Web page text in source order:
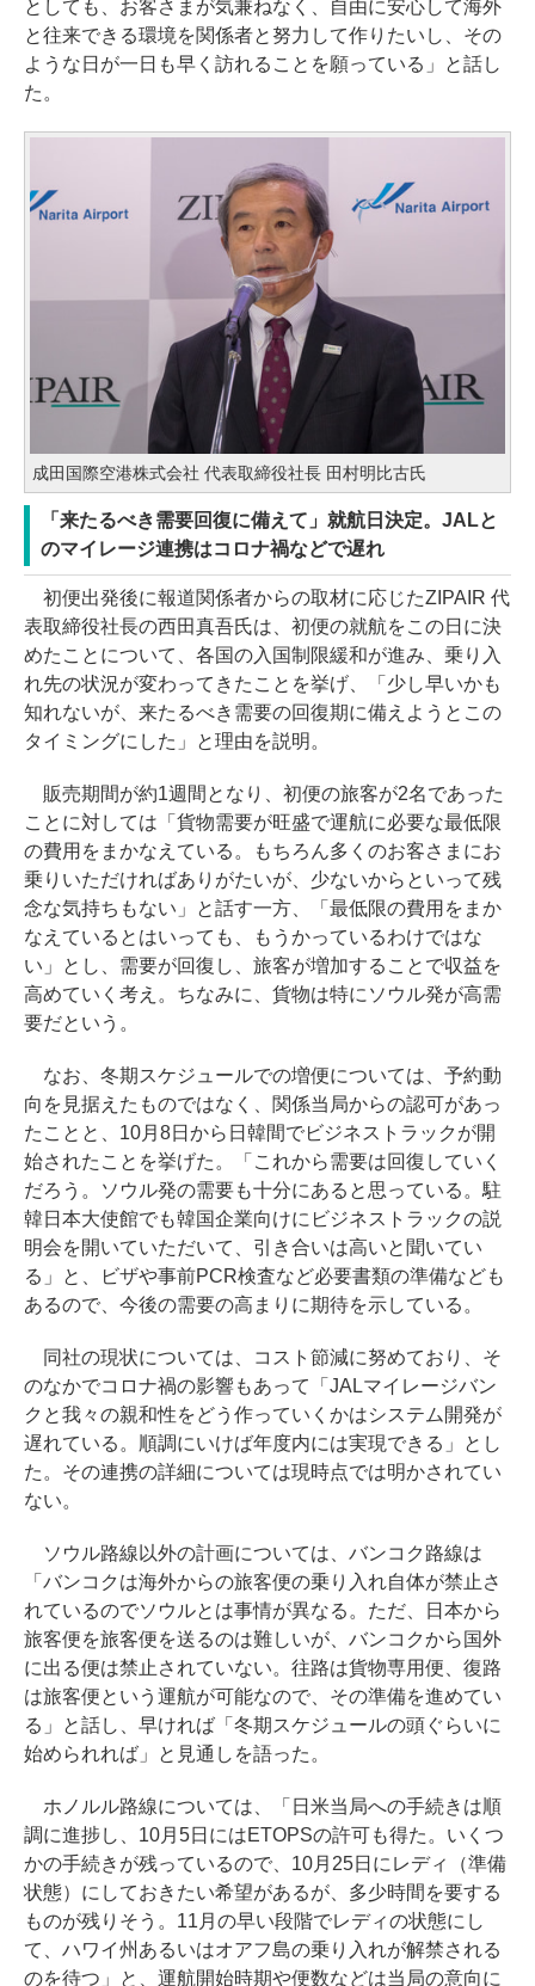
としても、お客さまが気兼ねなく、自由に安心して海外
と往来できる環境を関係者と努力して作りたいし、その
ような日が一日も早く訪れることを願っている」と話し
た。
成田国際空港株式会社 代表取締役社長 田村明比古氏
「来たるべき需要回復に備えて」就航日決定。JALと
のマイレージ連携はコロナ禍などで遅れ
初便出発後に報道関係者からの取材に応じたZIPAIR 代
表取締役社長の西田真吾氏は、初便の就航をこの日に決
めたことについて、各国の入国制限緩和が進み、乗り入
れ先の状況が変わってきたことを挙げ、「少し早いかも
知れないが、来たるべき需要の回復期に備えようとこの
タイミングにした」と理由を説明。
販売期間が約1週間となり、初便の旅客が2名であった
ことに対しては「貨物需要が旺盛で運航に必要な最低限
の費用をまかなえている。もちろん多くのお客さまにお
乗りいただければありがたいが、少ないからといって残
念な気持ちもない」と話す一方、「最低限の費用をまか
なえているとはいっても、もうかっているわけではな
い」とし、需要が回復し、旅客が増加することで収益を
高めていく考え。ちなみに、貨物は特にソウル発が高需
要だという。
なお、冬期スケジュールでの増便については、予約動
向を見据えたものではなく、関係当局からの認可があっ
たことと、10月8日から日韓間でビジネストラックが開
始されたことを挙げた。「これから需要は回復していく
だろう。ソウル発の需要も十分にあると思っている。駐
韓日本大使館でも韓国企業向けにビジネストラックの説
明会を開いていただいて、引き合いは高いと聞いてい
る」と、ビザや事前PCR検査など必要書類の準備なども
あるので、今後の需要の高まりに期待を示している。
同社の現状については、コスト節減に努めており、そ
のなかでコロナ禍の影響もあって「JALマイレージバン
クと我々の親和性をどう作っていくかはシステム開発が
遅れている。順調にいけば年度内には実現できる」とし
た。その連携の詳細については現時点では明かされてい
ない。
ソウル路線以外の計画については、バンコク路線は
「バンコクは海外からの旅客便の乗り入れ自体が禁止さ
れているのでソウルとは事情が異なる。ただ、日本から
旅客便を旅客便を送るのは難しいが、バンコクから国外
に出る便は禁止されていない。往路は貨物専用便、復路
は旅客便という運航が可能なので、その準備を進めてい
る」と話し、早ければ「冬期スケジュールの頭ぐらいに
始められれば」と見通しを語った。
ホノルル路線については、「日米当局への手続きは順
調に進捗し、10月5日にはETOPSの許可も得た。いくつ
かの手続きが残っているので、10月25日にレディ（準備
状態）にしておきたい希望があるが、多少時間を要する
ものが残りそう。11月の早い段階でレディの状態にし
て、ハワイ州あるいはオアフ島の乗り入れが解禁される
のを待つ」と、運航開始時期や便数などは当局の意向に